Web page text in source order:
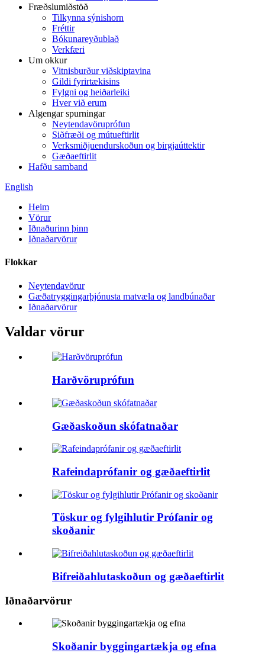
Fræðslumiðstöð
Tilkynna sýnishorn
Fréttir
Bókunareyðublað
Verkfæri
Um okkur
Vitnisburður viðskiptavina
Gildi fyrirtækisins
Fylgni og heiðarleiki
Hver við erum
Algengar spurningar
Neytendavöruprófun
Siðfræði og mútueftirlit
Verksmiðjuendurskoðun og birgjaúttektir
Gæðaeftirlit
Hafðu samband
English
Heim
Vörur
Iðnaðurinn þinn
Iðnaðarvörur
Flokkar
Neytendavörur
Gæðatryggingarþjónusta matvæla og landbúnaðar
Iðnaðarvörur
Valdar vörur
Harðvöruprófun
Gæðaskoðun skófatnaðar
Rafeindaprófanir og gæðaeftirlit
Töskur og fylgihlutir Prófanir og
skoðanir
Bifreiðahlutaskoðun og gæðaeftirlit
Iðnaðarvörur
Skoðanir byggingartækja og efna